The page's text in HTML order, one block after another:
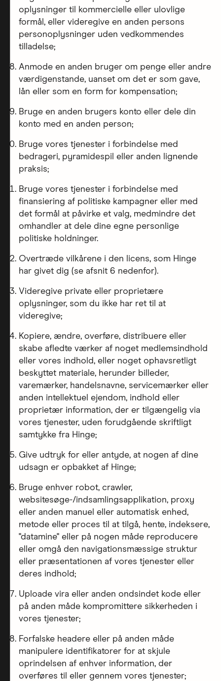
oplysninger til kommercielle eller ulovlige
formål, eller videregive en anden persons
personoplysninger uden vedkommendes
tilladelse;
Anmode en anden bruger om penge eller andre
værdigenstande, uanset om det er som gave,
lån eller som en form for kompensation;
Bruge en anden brugers konto eller dele din
konto med en anden person;
Bruge vores tjenester i forbindelse med
bedrageri, pyramidespil eller anden lignende
praksis;
Bruge vores tjenester i forbindelse med
finansiering af politiske kampagner eller med
det formål at påvirke et valg, medmindre det
omhandler at dele dine egne personlige
politiske holdninger.
Overtræde vilkårene i den licens, som Hinge
har givet dig (se afsnit 6 nedenfor).
Videregive private eller proprietære
oplysninger, som du ikke har ret til at
videregive;
Kopiere, ændre, overføre, distribuere eller
skabe afledte værker af noget medlemsindhold
eller vores indhold, eller noget ophavsretligt
beskyttet materiale, herunder billeder,
varemærker, handelsnavne, servicemærker eller
anden intellektuel ejendom, indhold eller
proprietær information, der er tilgængelig via
vores tjenester, uden forudgående skriftligt
samtykke fra Hinge;
Give udtryk for eller antyde, at nogen af dine
udsagn er opbakket af Hinge;
Bruge enhver robot, crawler,
websitesøge-/indsamlingsapplikation, proxy
eller anden manuel eller automatisk enhed,
metode eller proces til at tilgå, hente, indeksere,
"datamine" eller på nogen måde reproducere
eller omgå den navigationsmæssige struktur
eller præsentationen af vores tjenester eller
deres indhold;
Uploade vira eller anden ondsindet kode eller
på anden måde kompromittere sikkerheden i
vores tjenester;
Forfalske headere eller på anden måde
manipulere identifikatorer for at skjule
oprindelsen af enhver information, der
overføres til eller gennem vores tjenester;